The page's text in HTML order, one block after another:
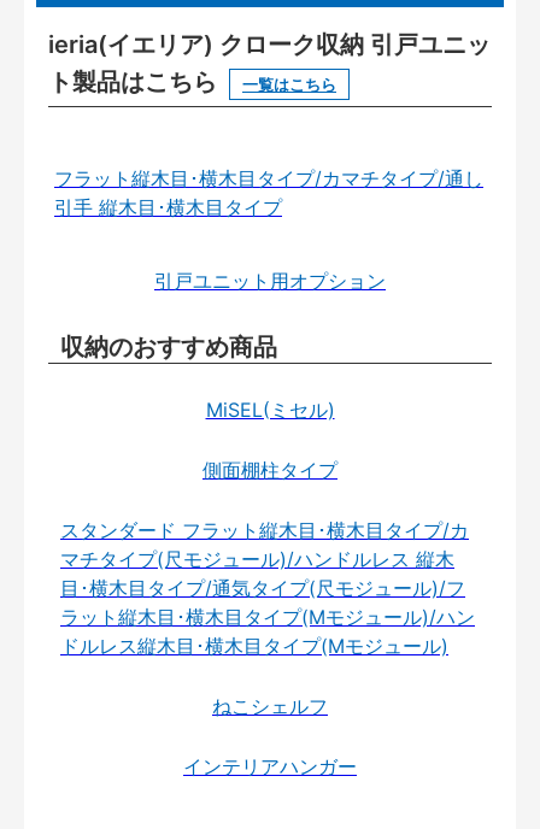
ieria(イエリア) クローク収納 引戸ユニッ
ト製品はこちら
一覧はこちら
フラット縦木目･横木目タイプ/カマチタイプ/通し
引手 縦木目･横木目タイプ
引戸ユニット用オプション
収納のおすすめ商品
MiSEL(ミセル)
側面棚柱タイプ
スタンダード フラット縦木目･横木目タイプ/カ
マチタイプ(尺モジュール)/ハンドルレス 縦木
目･横木目タイプ/通気タイプ(尺モジュール)/フ
ラット縦木目･横木目タイプ(Mモジュール)/ハン
ドルレス縦木目･横木目タイプ(Mモジュール)
ねこシェルフ
インテリアハンガー